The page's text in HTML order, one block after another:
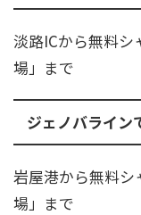
淡路ICから無料シ
場」まで
ジェノバライン
岩屋港から無料シ
場」まで